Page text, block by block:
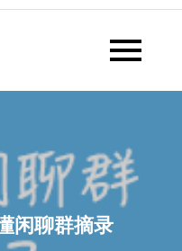
懂懂日记网每天同步更新懂懂学
闲聊群摘录